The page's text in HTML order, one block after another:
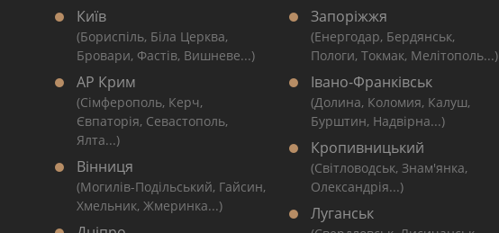
Київ
(Бориспіль, Біла Церква,
Бровари, Фастів, Вишневе...)
АР Крим
(Сімферополь, Керч,
Євпаторія, Севастополь,
Ялта...)
Вінниця
(Могилів-Подільський, Гайсин,
Хмельник, Жмеринка...)
Запоріжжя
(Енергодар, Бердянськ,
Пологи, Токмак, Мелітополь...)
Івано-Франківськ
(Долина, Коломия, Калуш,
Бурштин, Надвірна...)
Кропивницький
(Світловодськ, Знам'янка,
Олександрія...)
Луганськ